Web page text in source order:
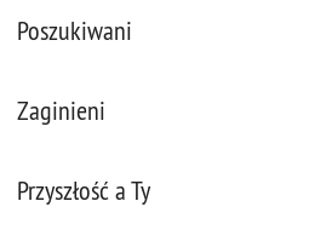
Poszukiwani
Zaginieni
Przyszłość a Ty